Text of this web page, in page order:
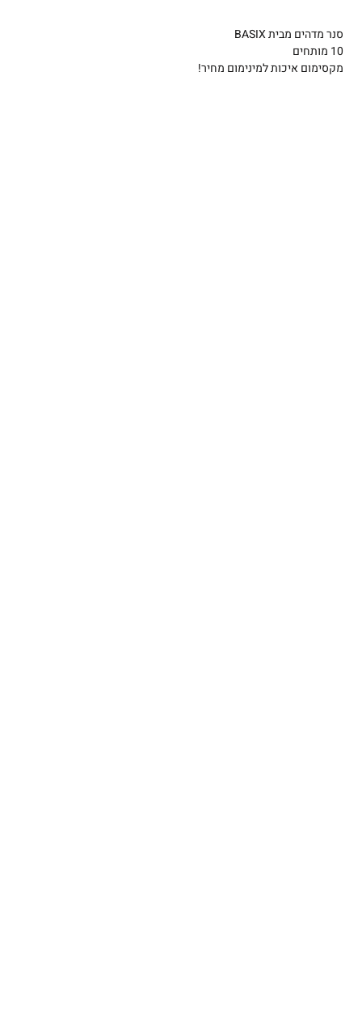
סנר מדהים מבית BASIX
10 מותחים
מקסימום איכות למינימום מחיר!